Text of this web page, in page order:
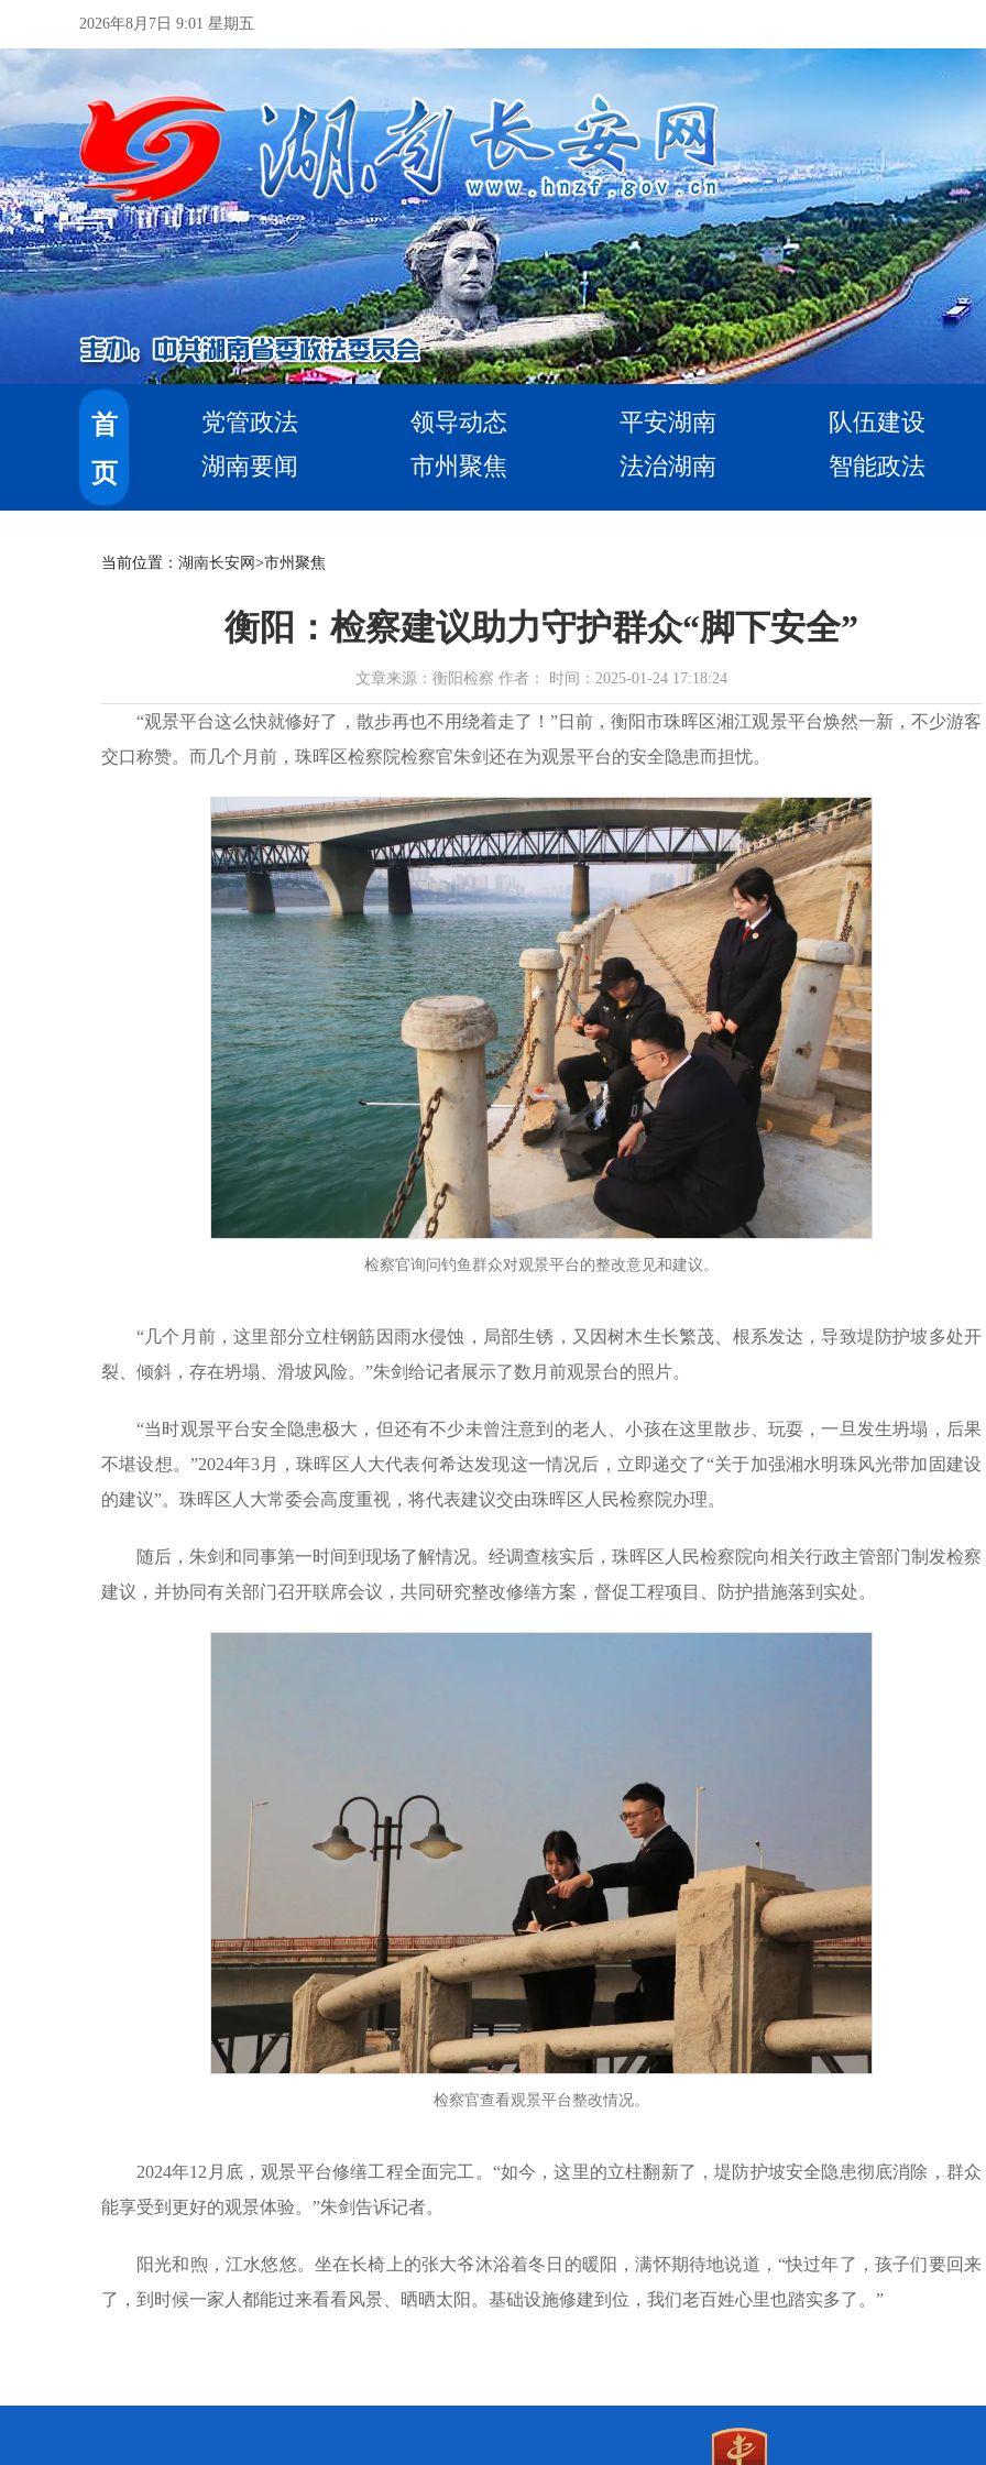
2026年8月7日 9:01 星期五
首
页
党管政法 领导动态 平安湖南
队伍建设
湖南要闻
市州聚焦 法治湖南 智能政法
当前位置： 湖南长安网 >市州聚焦
衡阳：检察建议助力守护群众“脚下安全”
文章来源：衡阳检察 作者： 时间：2025-01-24 17:18:24
“观景平台这么快就修好了，散步再也不用绕着走了！”日前，衡阳市珠晖区湘江观景平台焕然一新，不少游客
交口称赞。而几个月前，珠晖区检察院检察官朱剑还在为观景平台的安全隐患而担忧。
检察官询问钓鱼群众对观景平台的整改意见和建议。
“几个月前，这里部分立柱钢筋因雨水侵蚀，局部生锈，又因树木生长繁茂、根系发达，导致堤防护坡多处开
裂、倾斜，存在坍塌、滑坡风险。”朱剑给记者展示了数月前观景台的照片。
“当时观景平台安全隐患极大，但还有不少未曾注意到的老人、小孩在这里散步、玩耍，一旦发生坍塌，后果
不堪设想。”2024年3月，珠晖区人大代表何希达发现这一情况后，立即递交了“关于加强湘水明珠风光带加固建设
的建议”。珠晖区人大常委会高度重视，将代表建议交由珠晖区人民检察院办理。
随后，朱剑和同事第一时间到现场了解情况。经调查核实后，珠晖区人民检察院向相关行政主管部门制发检察
建议，并协同有关部门召开联席会议，共同研究整改修缮方案，督促工程项目、防护措施落到实处。
检察官查看观景平台整改情况。
2024年12月底，观景平台修缮工程全面完工。“如今，这里的立柱翻新了，堤防护坡安全隐患彻底消除，群众
能享受到更好的观景体验。”朱剑告诉记者。
阳光和煦，江水悠悠。坐在长椅上的张大爷沐浴着冬日的暖阳，满怀期待地说道，“快过年了，孩子们要回来
了，到时候一家人都能过来看看风景、晒晒太阳。基础设施修建到位，我们老百姓心里也踏实多了。”